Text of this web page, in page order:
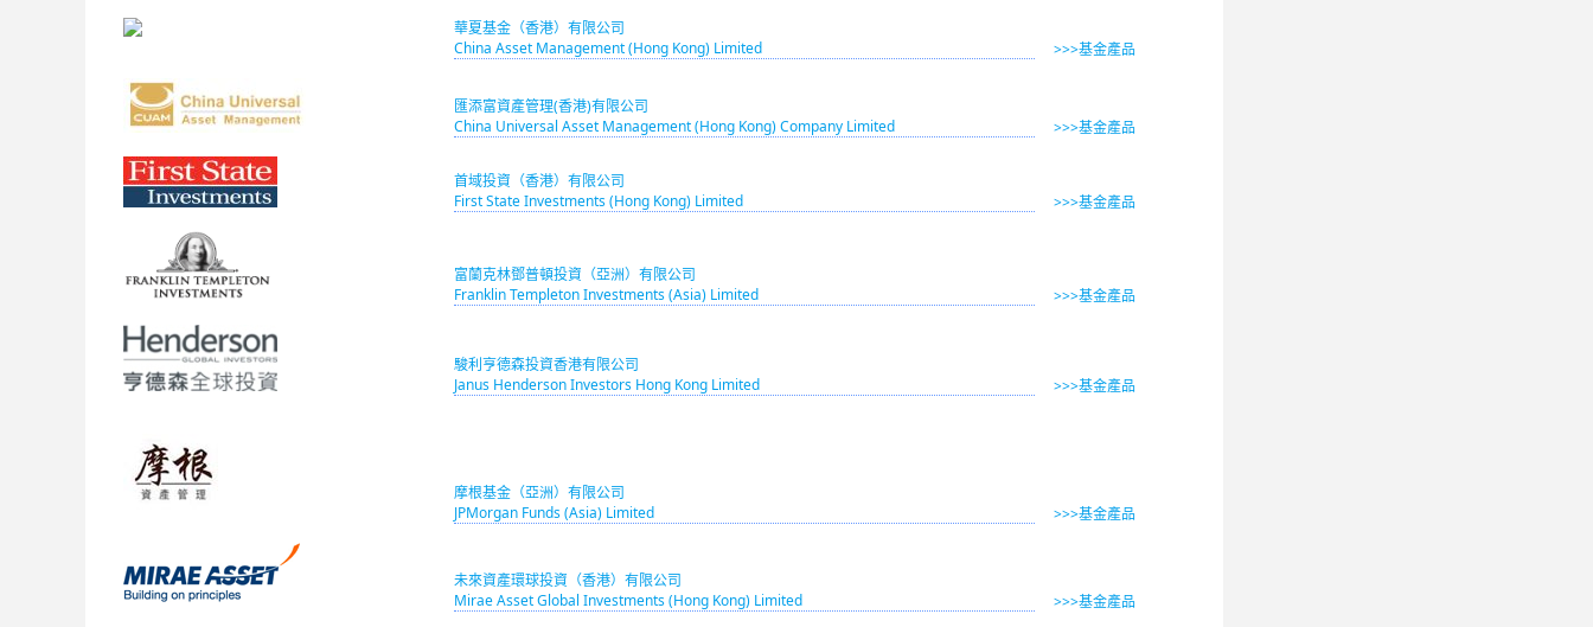
華夏基金（香港）有限公司
China Asset Management (Hong Kong) Limited
>>>基金產品
匯添富資產管理(香港)有限公司
China Universal Asset Management (Hong Kong) Company Limited
>>>基金產品
首域投資（香港）有限公司
First State Investments (Hong Kong) Limited
>>>基金產品
富蘭克林鄧普頓投資（亞洲）有限公司
Franklin Templeton Investments (Asia) Limited
>>>基金產品
駿利亨德森投資香港有限公司
Janus Henderson Investors Hong Kong Limited
>>>基金產品
摩根基金（亞洲）有限公司
JPMorgan Funds (Asia) Limited
>>>基金產品
未來資產環球投資（香港）有限公司
Mirae Asset Global Investments (Hong Kong) Limited
>>>基金產品